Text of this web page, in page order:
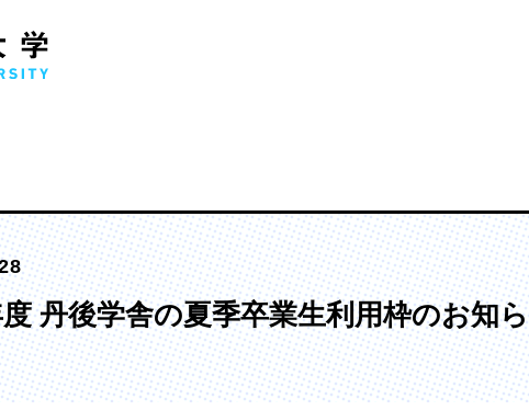
ス
ース
メディア表現学部
メディア表現学科
丹後学舎の夏季卒業生利用枠のお知